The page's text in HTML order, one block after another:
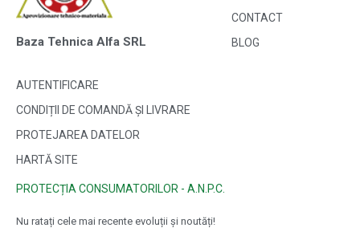
Baza Tehnica Alfa SRL
CONTACT
BLOG
AUTENTIFICARE
CONDIȚII DE COMANDĂ ȘI LIVRARE
PROTEJAREA DATELOR
HARTĂ SITE
PROTECȚIA CONSUMATORILOR - A.N.P.C.
Nu ratați cele mai recente evoluții și noutăți!